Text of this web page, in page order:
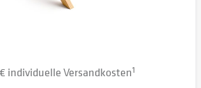
individuelle Versandkosten1